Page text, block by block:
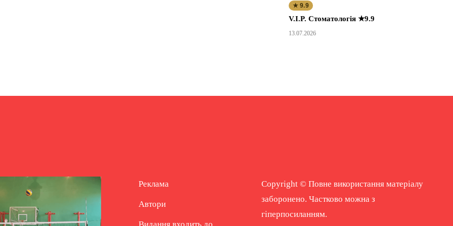
★ 9.9
V.I.P. Стоматологія ★9.9
13.07.2026
Реклама
Автори
Copyright © Повне використання матеріалу
заборонено. Частково можна з
гіперпосиланням.